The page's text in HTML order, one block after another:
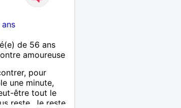
de 56 ans
amoureuse
pour
une minute,
être tout le
reste. Je reste